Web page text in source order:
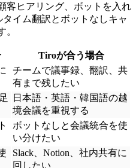
客ヒアリング、ボットを入れ
イム翻訳とボットなしキャ
。
Tiroが合う場合
チームで議事録、翻訳、共
有まで残したい
日本語・英語・韓国語の越
境会議を重視する
ボットなしと会議統合を使
い分けたい
Slack、Notion、社内共有に
回したい